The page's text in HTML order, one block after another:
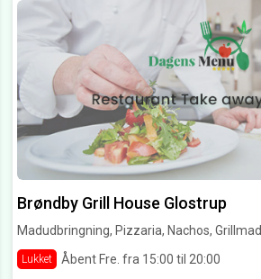
Brøndby Grill House Glostrup
Madudbringning, Pizzaria, Nachos, Grillmad
Lukket
Åbent Fre. fra 15:00 til 20:00